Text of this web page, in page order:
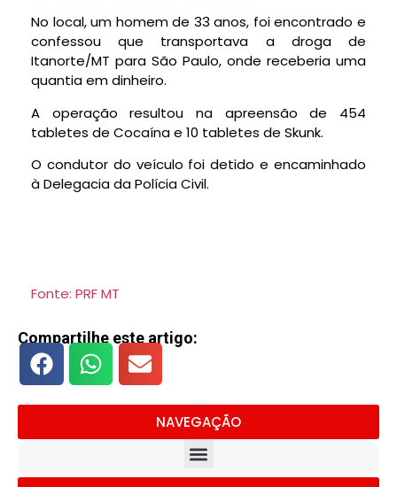
No local, um homem de 33 anos, foi encontrado e
confessou que transportava a droga de
Itanorte/MT para São Paulo, onde receberia uma
quantia em dinheiro.
A operação resultou na apreensão de 454
tabletes de Cocaína e 10 tabletes de Skunk.
O condutor do veículo foi detido e encaminhado
à Delegacia da Polícia Civil.
Fonte: PRF MT
Compartilhe este artigo:
NAVEGAÇÃO